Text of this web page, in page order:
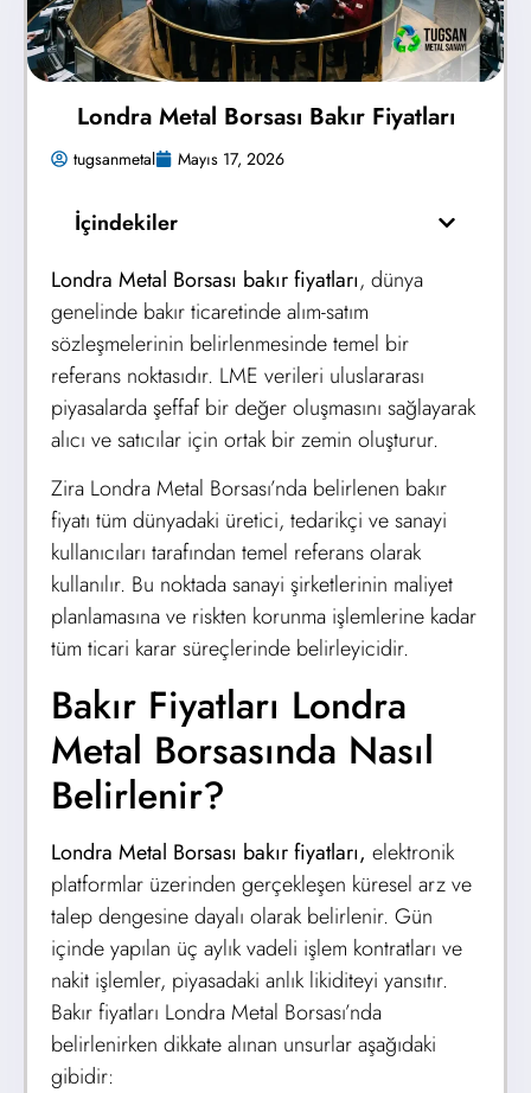
Londra Metal Borsası Bakır Fiyatları
tugsanmetal Mayıs 17, 2026
İçindekiler
Londra Metal Borsası bakır fiyatları, dünya
genelinde bakır ticaretinde alım-satım
sözleşmelerinin belirlenmesinde temel bir
referans noktasıdır. LME verileri uluslararası
piyasalarda şeffaf bir değer oluşmasını sağlayarak
alıcı ve satıcılar için ortak bir zemin oluşturur.
Zira Londra Metal Borsası’nda belirlenen bakır
fiyatı tüm dünyadaki üretici, tedarikçi ve sanayi
kullanıcıları tarafından temel referans olarak
kullanılır. Bu noktada sanayi şirketlerinin maliyet
planlamasına ve riskten korunma işlemlerine kadar
tüm ticari karar süreçlerinde belirleyicidir.
Bakır Fiyatları Londra
Metal Borsasında Nasıl
Belirlenir?
Londra Metal Borsası bakır fiyatları, elektronik
platformlar üzerinden gerçekleşen küresel arz ve
talep dengesine dayalı olarak belirlenir. Gün
içinde yapılan üç aylık vadeli işlem kontratları ve
nakit işlemler, piyasadaki anlık likiditeyi yansıtır.
Bakır fiyatları Londra Metal Borsası’nda
belirlenirken dikkate alınan unsurlar aşağıdaki
gibidir: